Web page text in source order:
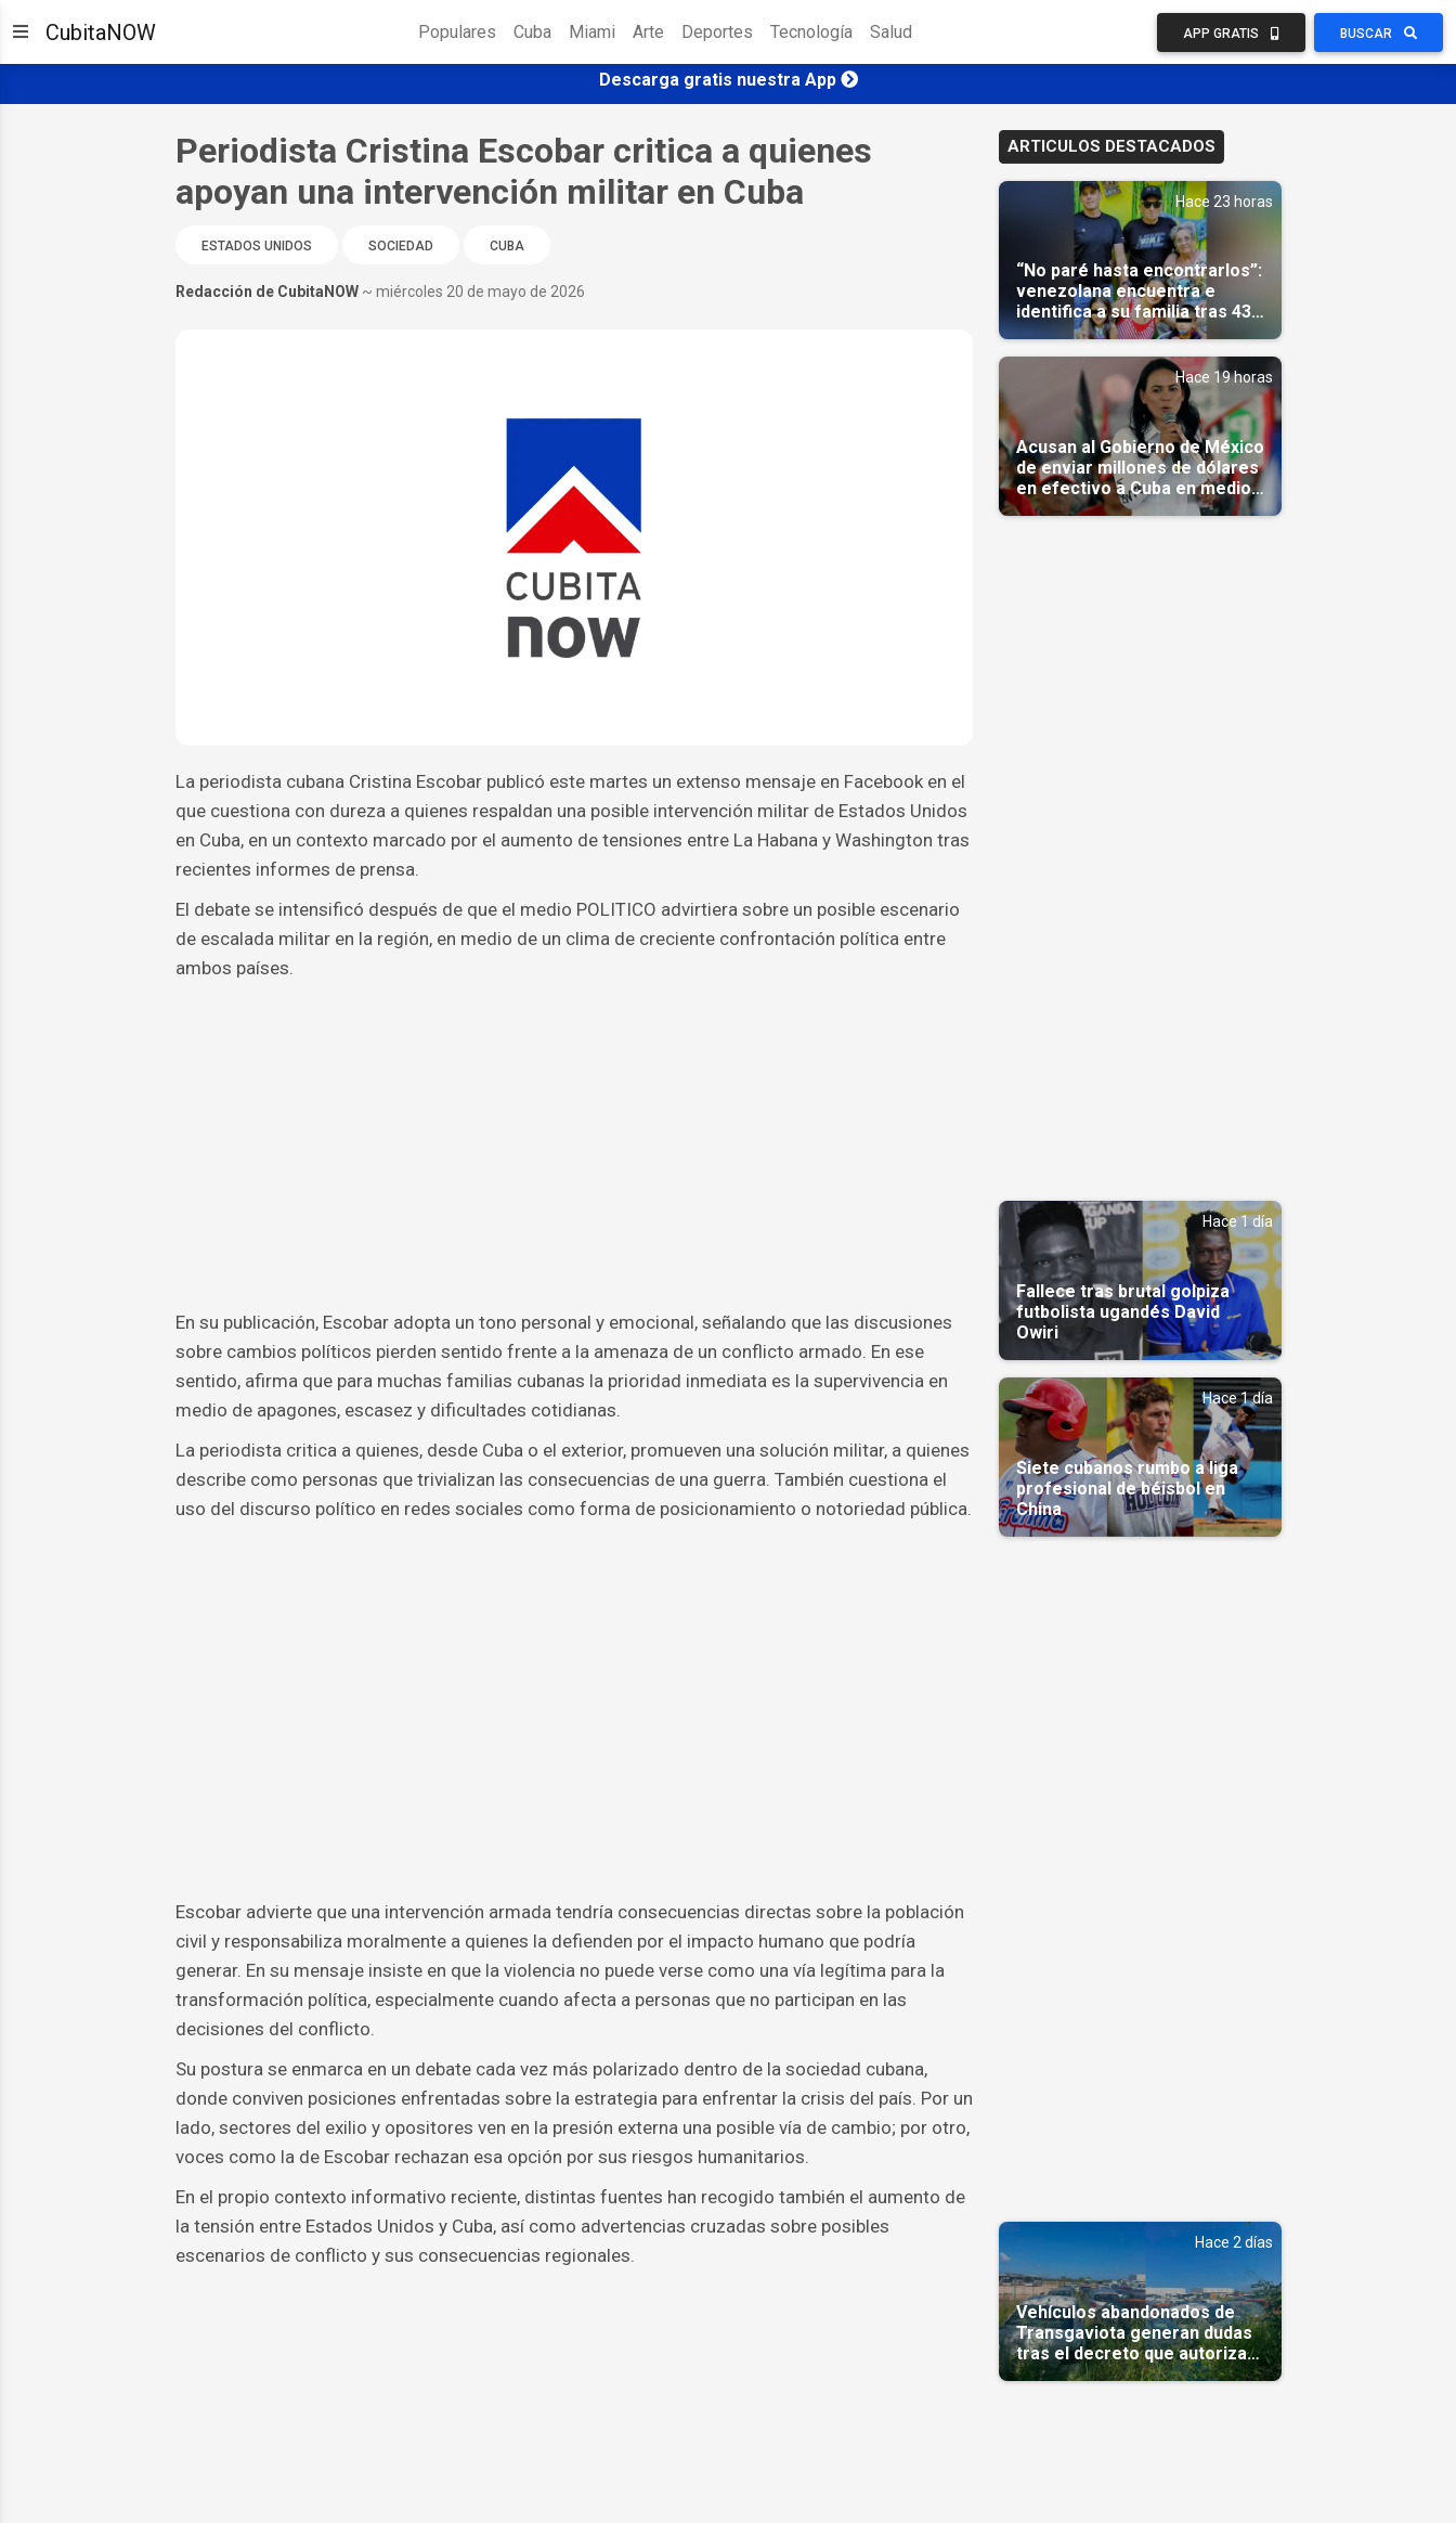
CubitaNOW Populares Cuba Miami Arte Deportes Tecnología Salud APP GRATIS BUSCAR
Descarga gratis nuestra App
Periodista Cristina Escobar critica a quienes
apoyan una intervención militar en Cuba
ESTADOS UNIDOS SOCIEDAD CUBA
Redacción de CubitaNOW ~ miércoles 20 de mayo de 2026
La periodista cubana Cristina Escobar publicó este martes un extenso mensaje en Facebook en el
que cuestiona con dureza a quienes respaldan una posible intervención militar de Estados Unidos
en Cuba, en un contexto marcado por el aumento de tensiones entre La Habana y Washington tras
recientes informes de prensa.
El debate se intensificó después de que el medio POLITICO advirtiera sobre un posible escenario
de escalada militar en la región, en medio de un clima de creciente confrontación política entre
ambos países.
En su publicación, Escobar adopta un tono personal y emocional, señalando que las discusiones
sobre cambios políticos pierden sentido frente a la amenaza de un conflicto armado. En ese
sentido, afirma que para muchas familias cubanas la prioridad inmediata es la supervivencia en
medio de apagones, escasez y dificultades cotidianas.
La periodista critica a quienes, desde Cuba o el exterior, promueven una solución militar, a quienes
describe como personas que trivializan las consecuencias de una guerra. También cuestiona el
uso del discurso político en redes sociales como forma de posicionamiento o notoriedad pública.
Escobar advierte que una intervención armada tendría consecuencias directas sobre la población
civil y responsabiliza moralmente a quienes la defienden por el impacto humano que podría
generar. En su mensaje insiste en que la violencia no puede verse como una vía legítima para la
transformación política, especialmente cuando afecta a personas que no participan en las
decisiones del conflicto.
Su postura se enmarca en un debate cada vez más polarizado dentro de la sociedad cubana,
donde conviven posiciones enfrentadas sobre la estrategia para enfrentar la crisis del país. Por un
lado, sectores del exilio y opositores ven en la presión externa una posible vía de cambio; por otro,
voces como la de Escobar rechazan esa opción por sus riesgos humanitarios.
En el propio contexto informativo reciente, distintas fuentes han recogido también el aumento de
la tensión entre Estados Unidos y Cuba, así como advertencias cruzadas sobre posibles
escenarios de conflicto y sus consecuencias regionales.
ARTICULOS DESTACADOS
Hace 23 horas
“No paré hasta encontrarlos”:
venezolana encuentra e
identifica a su familia tras 43
días del terremoto
Hace 19 horas
Acusan al Gobierno de México
de enviar millones de dólares
en efectivo a Cuba en medio
de la crisis de la Isla
Hace 1 día
Fallece tras brutal golpiza
futbolista ugandés David
Owiri
Hace 1 día
Siete cubanos rumbo a liga
profesional de béisbol en
China
Hace 2 días
Vehículos abandonados de
Transgaviota generan dudas
tras el decreto que autoriza
su comercialización